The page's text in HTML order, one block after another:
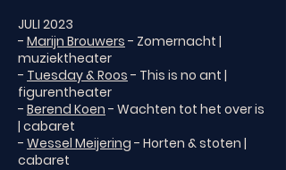
JULI 2023
- Marijn Brouwers - Zomernacht |
muziektheater
- Tuesday & Roos - This is no ant |
figurentheater
- Berend Koen - Wachten tot het over is
| cabaret
- Wessel Meijering - Horten & stoten |
cabaret